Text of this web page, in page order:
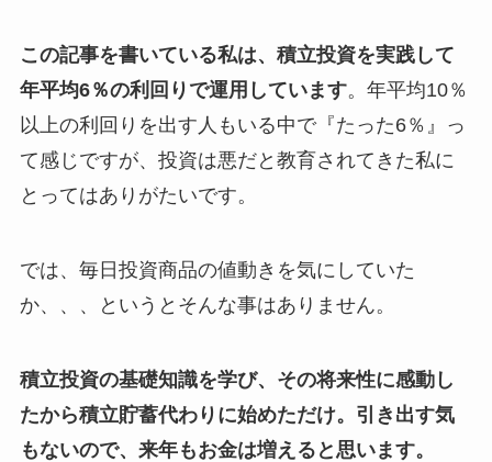
この記事を書いている私は、積立投資を実践して
年平均6％の利回りで運用しています。年平均10％
以上の利回りを出す人もいる中で『たった6％』っ
て感じですが、投資は悪だと教育されてきた私に
とってはありがたいです。
では、毎日投資商品の値動きを気にしていた
か、、、というとそんな事はありません。
積立投資の基礎知識を学び、その将来性に感動し
たから積立貯蓄代わりに始めただけ。引き出す気
もないので、来年もお金は増えると思います。